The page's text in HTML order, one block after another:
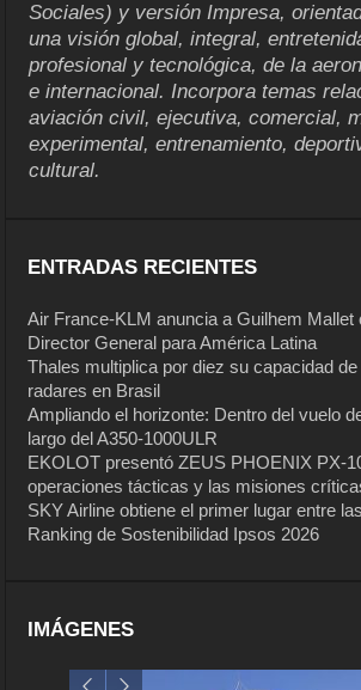
Sociales) y versión Impresa,
una visión global, integral,
profesional y tecnológica, de la
e internacional. Incorpora temas
aviación civil, ejecutiva, comercial,
experimental, entrenamiento,
cultural.
ENTRADAS RECIENTES
Air France-KLM anuncia a Guilhem Mallet
Director General para América Latina
Thales multiplica por diez su capacidad
radares en Brasil
Ampliando el horizonte: Dentro del vuelo
largo del A350-1000ULR
EKOLOT presentó ZEUS PHOENIX PX-
operaciones tácticas y las misiones
SKY Airline obtiene el primer lugar entre
Ranking de Sostenibilidad Ipsos 2026
IMÁGENES